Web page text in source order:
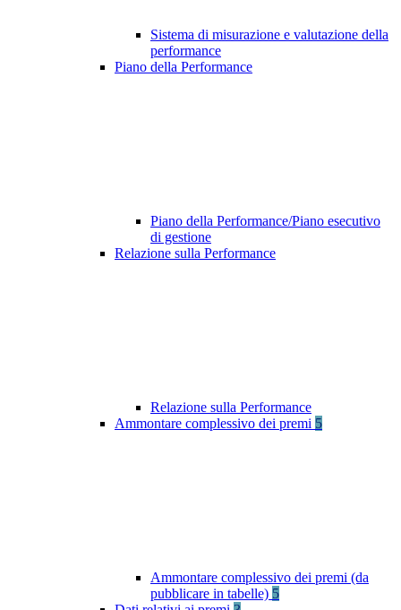
Sistema di misurazione e valutazione della
performance
Piano della Performance
Piano della Performance/Piano esecutivo
di gestione
Relazione sulla Performance
Relazione sulla Performance
Ammontare complessivo dei premi 5
Ammontare complessivo dei premi (da
pubblicare in tabelle) 5